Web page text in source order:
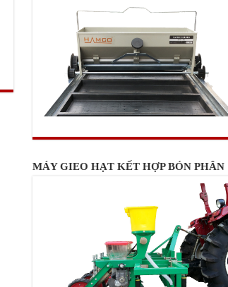
MÁY GIEO HẠT KẾT HỢP BÓN PHÂN